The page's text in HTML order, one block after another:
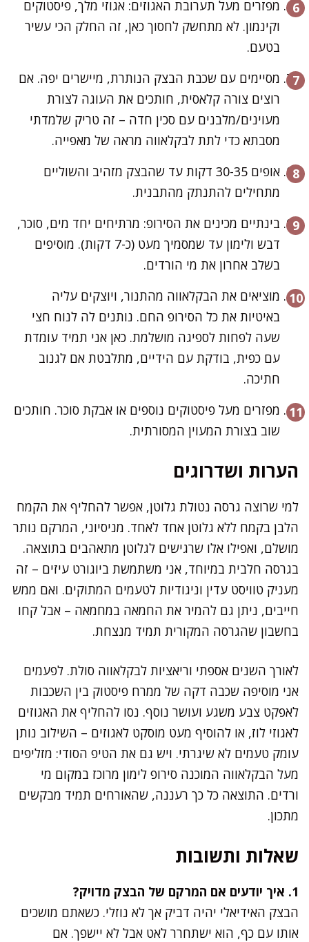
מפזרים מעל תערובת האגוזים: אגוזי מלך, פיסטוקים
וקינמון. לא מתחשק לחסוך כאן, זה החלק הכי עשיר
בטעם.
מסיימים עם שכבת הבצק הנותרת, מיישרים יפה. אם
רוצים צורה קלאסית, חותכים את העוגה לצורת
מעוינים/מלבנים עם סכין חדה – זה טריק שלמדתי
מסבתא כדי לתת לבקלאווה מראה של מאפייה.
אופים 30-35 דקות עד שהבצק מזהיב והשוליים
מתחילים להתנתק מהתבנית.
בינתיים מכינים את הסירופ: מרתיחים יחד מים, סוכר,
דבש ולימון עד שמסמיך מעט (כ-7 דקות). מוסיפים
בשלב אחרון את מי הורדים.
מוציאים את הבקלאווה מהתנור, ויוצקים עליה
באיטיות את כל הסירופ החם. נותנים לה לנוח חצי
שעה לפחות לספיגה מושלמת. כאן אני תמיד עומדת
עם כפית, בודקת עם הידיים, מתלבטת אם לגנוב
חתיכה.
מפזרים מעל פיסטוקים נוספים או אבקת סוכר. חותכים
שוב בצורת המעוין המסורתית.
הערות ושדרוגים
למי שרוצה גרסה נטולת גלוטן, אפשר להחליף את הקמח
הלבן בקמח ללא גלוטן אחד לאחד. מניסיוני, המרקם נותר
מושלם, ואפילו אלו שרגישים לגלוטן מתאהבים בתוצאה.
בגרסה חלבית במיוחד, אני משתמשת ביוגורט עיזים – זה
מעניק טוויסט עדין וניגודיות לטעמים המתוקים. ואם ממש
חייבים, ניתן גם להמיר את החמאה במחמאה – אבל קחו
בחשבון שהגרסה המקורית תמיד מנצחת.
לאורך השנים אספתי וריאציות לבקלאווה סולת. לפעמים
אני מוסיפה שכבה דקה של ממרח פיסטוק בין השכבות
לאפקט צבע משגע ועושר נוסף. נסו להחליף את האגוזים
לאגוזי לוז, או להוסיף מעט מוסקט לאגוזים – השילוב נותן
עומק טעמים לא שיגרתי. ויש גם את הטיפ הסודי: מזליפים
מעל הבקלאווה המוכנה סירופ לימון מרוכז במקום מי
ורדים. התוצאה כל כך רעננה, שהאורחים תמיד מבקשים
מתכון.
שאלות ותשובות
1. איך יודעים אם המרקם של הבצק מדויק?
הבצק האידיאלי יהיה דביק אך לא נוזלי. כשאתם מושכים
אותו עם כף, הוא ישתחרר לאט אבל לא יישפך. אם